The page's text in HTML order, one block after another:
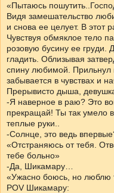
«Пытаюсь
Видя замешательство
и снова ее целует. В этот
Чувствуя обмяклое тело
розовую бусину ее груди.
гладить. Облизывая
спину любимой. Прильнул
забывается в чувствах и
Прерывисто дыша,
-Я наверное в раю? Это
прекращай! Ты так умело
теплые руки..
-Солнце, это ведь
«Отстраняюсь от тебя.
тебе больно»
-Да, Шикамару…
«Ужасно боюсь, но люблю
POV Шикамару: